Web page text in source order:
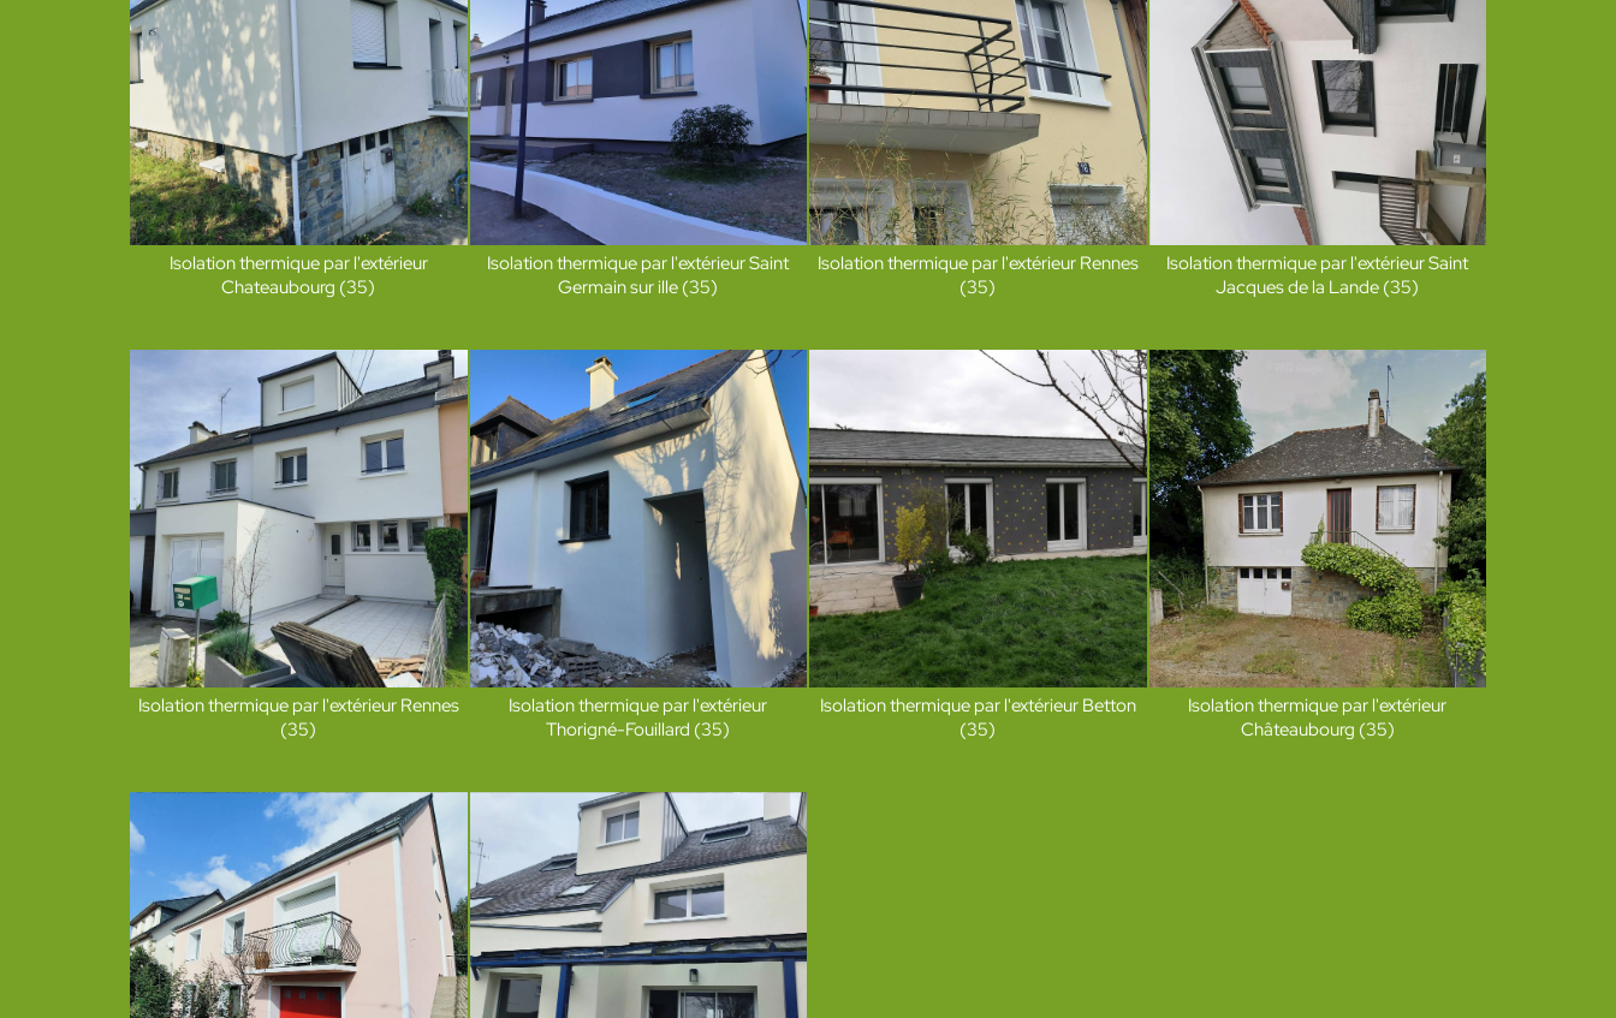
Isolation thermique par l'extérieur
Chateaubourg (35)
Isolation thermique par l'extérieur Saint
Germain sur ille (35)
Isolation thermique par l'extérieur Rennes
(35)
Isolation thermique par l'extérieur Saint
Jacques de la Lande (35)
Isolation thermique par l'extérieur Rennes
(35)
Isolation thermique par l'extérieur
Thorigné-Fouillard (35)
Isolation thermique par l'extérieur Betton
(35)
Isolation thermique par l'extérieur
Châteaubourg (35)